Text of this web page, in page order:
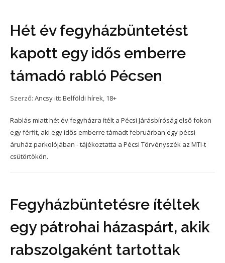
Hét év fegyházbüntetést
kapott egy idős emberre
támadó rabló Pécsen
Szerző: Ancsy itt: Belföldi hírek, 18+
Rablás miatt hét év fegyházra ítélt a Pécsi Járásbíróság első fokon
egy férfit, aki egy idős emberre támadt februárban egy pécsi
áruház parkolójában - tájékoztatta a Pécsi Törvényszék az MTI-t
csütörtökön.
Fegyházbüntetésre ítéltek
egy pátrohai házaspárt, akik
rabszolgaként tartottak